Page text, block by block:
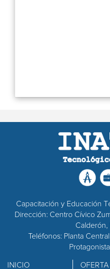
Capacitación y Educación
Dirección: Centro Cívico
Calderón,
Teléfonos: Planta
INICIO OFERTA